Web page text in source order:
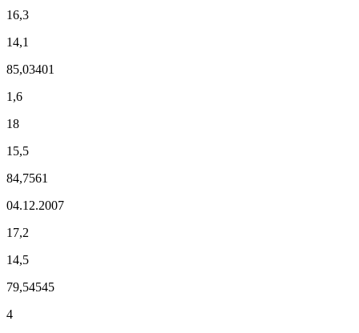
16,3
14,1
85,03401
1,6
18
15,5
84,7561
04.12.2007
17,2
14,5
79,54545
4